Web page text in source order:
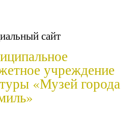
сайт
учреждение
«Музей города